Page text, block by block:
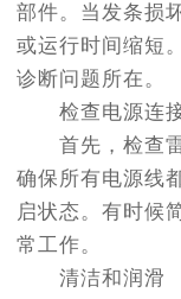
部件。当发条损
或运行时间缩短
诊断问题所在。
检查电源连
首先，检查雷
确保所有电源线
启状态。有时候
常工作。
清洁和润滑